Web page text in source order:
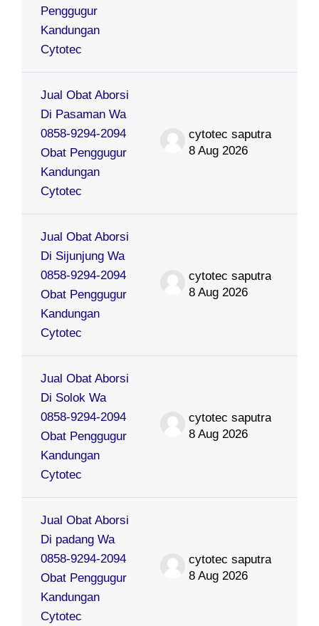
Penggugur
Kandungan
Cytotec
Jual Obat Aborsi
Di Pasaman Wa
0858-9294-2094
Obat Penggugur
Kandungan
Cytotec
cytotec saputra
8 Aug 2026
Jual Obat Aborsi
Di Sijunjung Wa
0858-9294-2094
Obat Penggugur
Kandungan
Cytotec
cytotec saputra
8 Aug 2026
Jual Obat Aborsi
Di Solok Wa
0858-9294-2094
Obat Penggugur
Kandungan
Cytotec
cytotec saputra
8 Aug 2026
Jual Obat Aborsi
Di padang Wa
0858-9294-2094
Obat Penggugur
Kandungan
Cytotec
cytotec saputra
8 Aug 2026